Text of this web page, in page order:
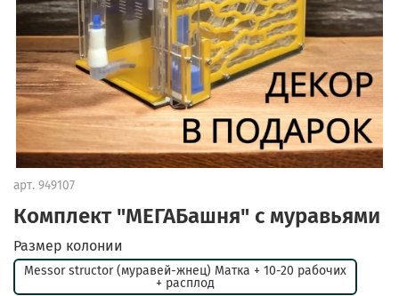
арт. 949107
Комплект "МЕГАБашня" с муравьями
Размер колонии
Messor structor (муравей-жнец) Матка + 10-20 рабочих
+ расплод